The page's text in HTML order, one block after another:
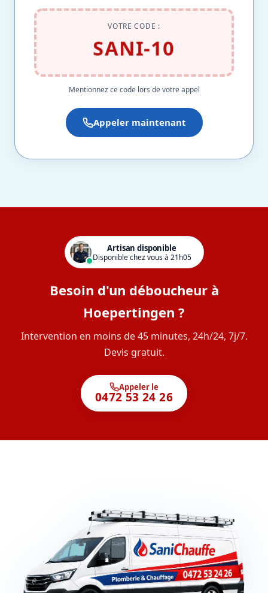
VOTRE CODE :
SANI-10
Mentionnez ce code lors de votre appel
Appeler maintenant
Artisan disponible
Disponible chez vous à 21h05
Besoin d'un déboucheur à
Hoepertingen ?
Intervention en moins de 45 minutes, 24h/24, 7j/7.
Devis gratuit.
Appeler le
0472 53 24 26